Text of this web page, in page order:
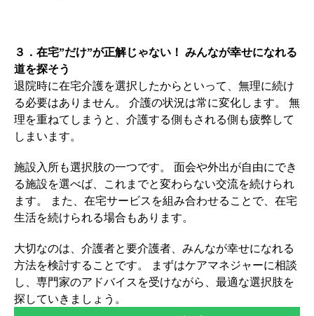
３．在宅”だけ”が正解じゃない！ みんなが幸せになれる
道を探そう
退院時に在宅介護を選択したからといって、無理に続け
る必要はありません。 介護の状況は常に変化します。 無
理を重ねてしまうと、介護する側もされる側も疲弊して
しまいます。
施設入所も選択肢の一つです。 面会や外出が自由にでき
る施設を選べば、これまでと変わらない交流を続けられ
ます。 また、在宅サービスを組み合わせることで、在宅
生活を続けられる場合もあります。
大切なのは、介護者と要介護者、みんなが幸せになれる
方法を検討することです。 まずはケアマネジャーに相談
し、専門家のアドバイスを受けながら、最適な選択肢を
探していきましょう。